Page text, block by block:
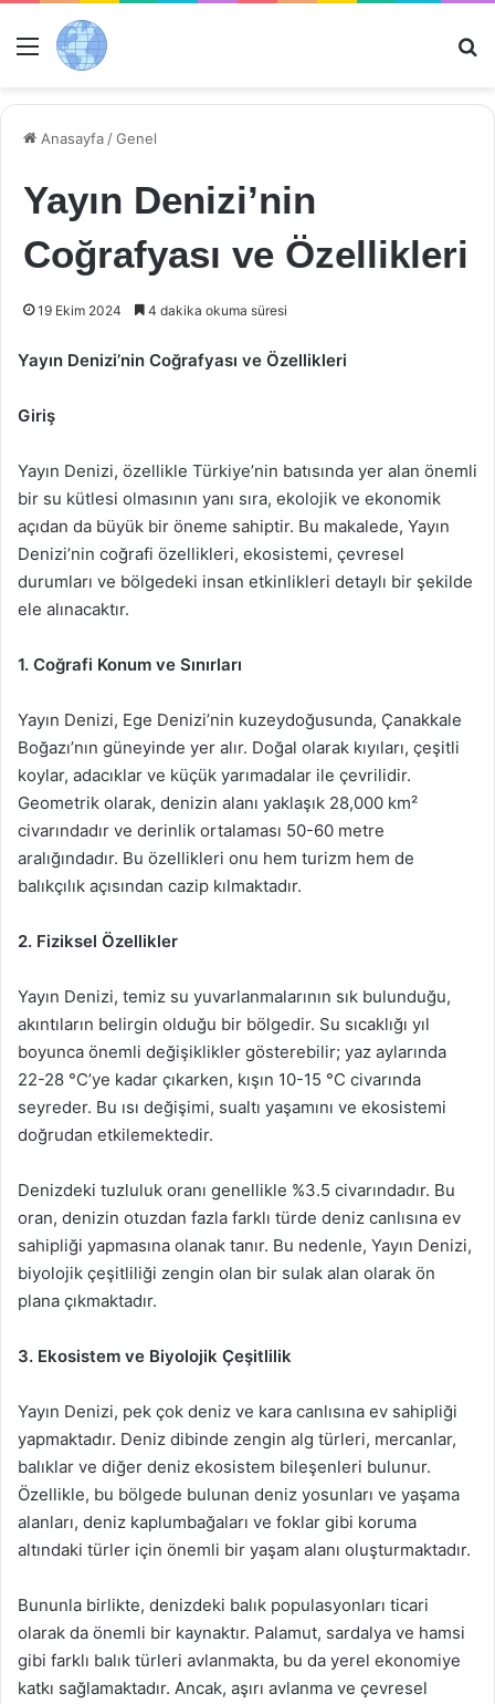
Menü
Anasayfa /Genel
Yayın Denizi’nin
Coğrafyası ve Özellikleri
19 Ekim 2024 4 dakika okuma süresi
Yayın Denizi’nin Coğrafyası ve Özellikleri
Giriş
Yayın Denizi, özellikle Türkiye’nin batısında yer alan önemli
bir su kütlesi olmasının yanı sıra, ekolojik ve ekonomik
açıdan da büyük bir öneme sahiptir. Bu makalede, Yayın
Denizi’nin coğrafi özellikleri, ekosistemi, çevresel
durumları ve bölgedeki insan etkinlikleri detaylı bir şekilde
ele alınacaktır.
1. Coğrafi Konum ve Sınırları
Yayın Denizi, Ege Denizi’nin kuzeydoğusunda, Çanakkale
Boğazı’nın güneyinde yer alır. Doğal olarak kıyıları, çeşitli
koylar, adacıklar ve küçük yarımadalar ile çevrilidir.
Geometrik olarak, denizin alanı yaklaşık 28,000 km²
civarındadır ve derinlik ortalaması 50-60 metre
aralığındadır. Bu özellikleri onu hem turizm hem de
balıkçılık açısından cazip kılmaktadır.
2. Fiziksel Özellikler
Yayın Denizi, temiz su yuvarlanmalarının sık bulunduğu,
akıntıların belirgin olduğu bir bölgedir. Su sıcaklığı yıl
boyunca önemli değişiklikler gösterebilir; yaz aylarında
22-28 °C’ye kadar çıkarken, kışın 10-15 °C civarında
seyreder. Bu ısı değişimi, sualtı yaşamını ve ekosistemi
doğrudan etkilemektedir.
Denizdeki tuzluluk oranı genellikle %3.5 civarındadır. Bu
oran, denizin otuzdan fazla farklı türde deniz canlısına ev
sahipliği yapmasına olanak tanır. Bu nedenle, Yayın Denizi,
biyolojik çeşitliliği zengin olan bir sulak alan olarak ön
plana çıkmaktadır.
3. Ekosistem ve Biyolojik Çeşitlilik
Yayın Denizi, pek çok deniz ve kara canlısına ev sahipliği
yapmaktadır. Deniz dibinde zengin alg türleri, mercanlar,
balıklar ve diğer deniz ekosistem bileşenleri bulunur.
Özellikle, bu bölgede bulunan deniz yosunları ve yaşama
alanları, deniz kaplumbağaları ve foklar gibi koruma
altındaki türler için önemli bir yaşam alanı oluşturmaktadır.
Bununla birlikte, denizdeki balık populasyonları ticari
olarak da önemli bir kaynaktır. Palamut, sardalya ve hamsi
gibi farklı balık türleri avlanmakta, bu da yerel ekonomiye
katkı sağlamaktadır. Ancak, aşırı avlanma ve çevresel